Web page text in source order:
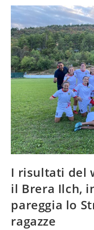
I risultati del
il Brera Ilch,
pareggia lo
ragazze